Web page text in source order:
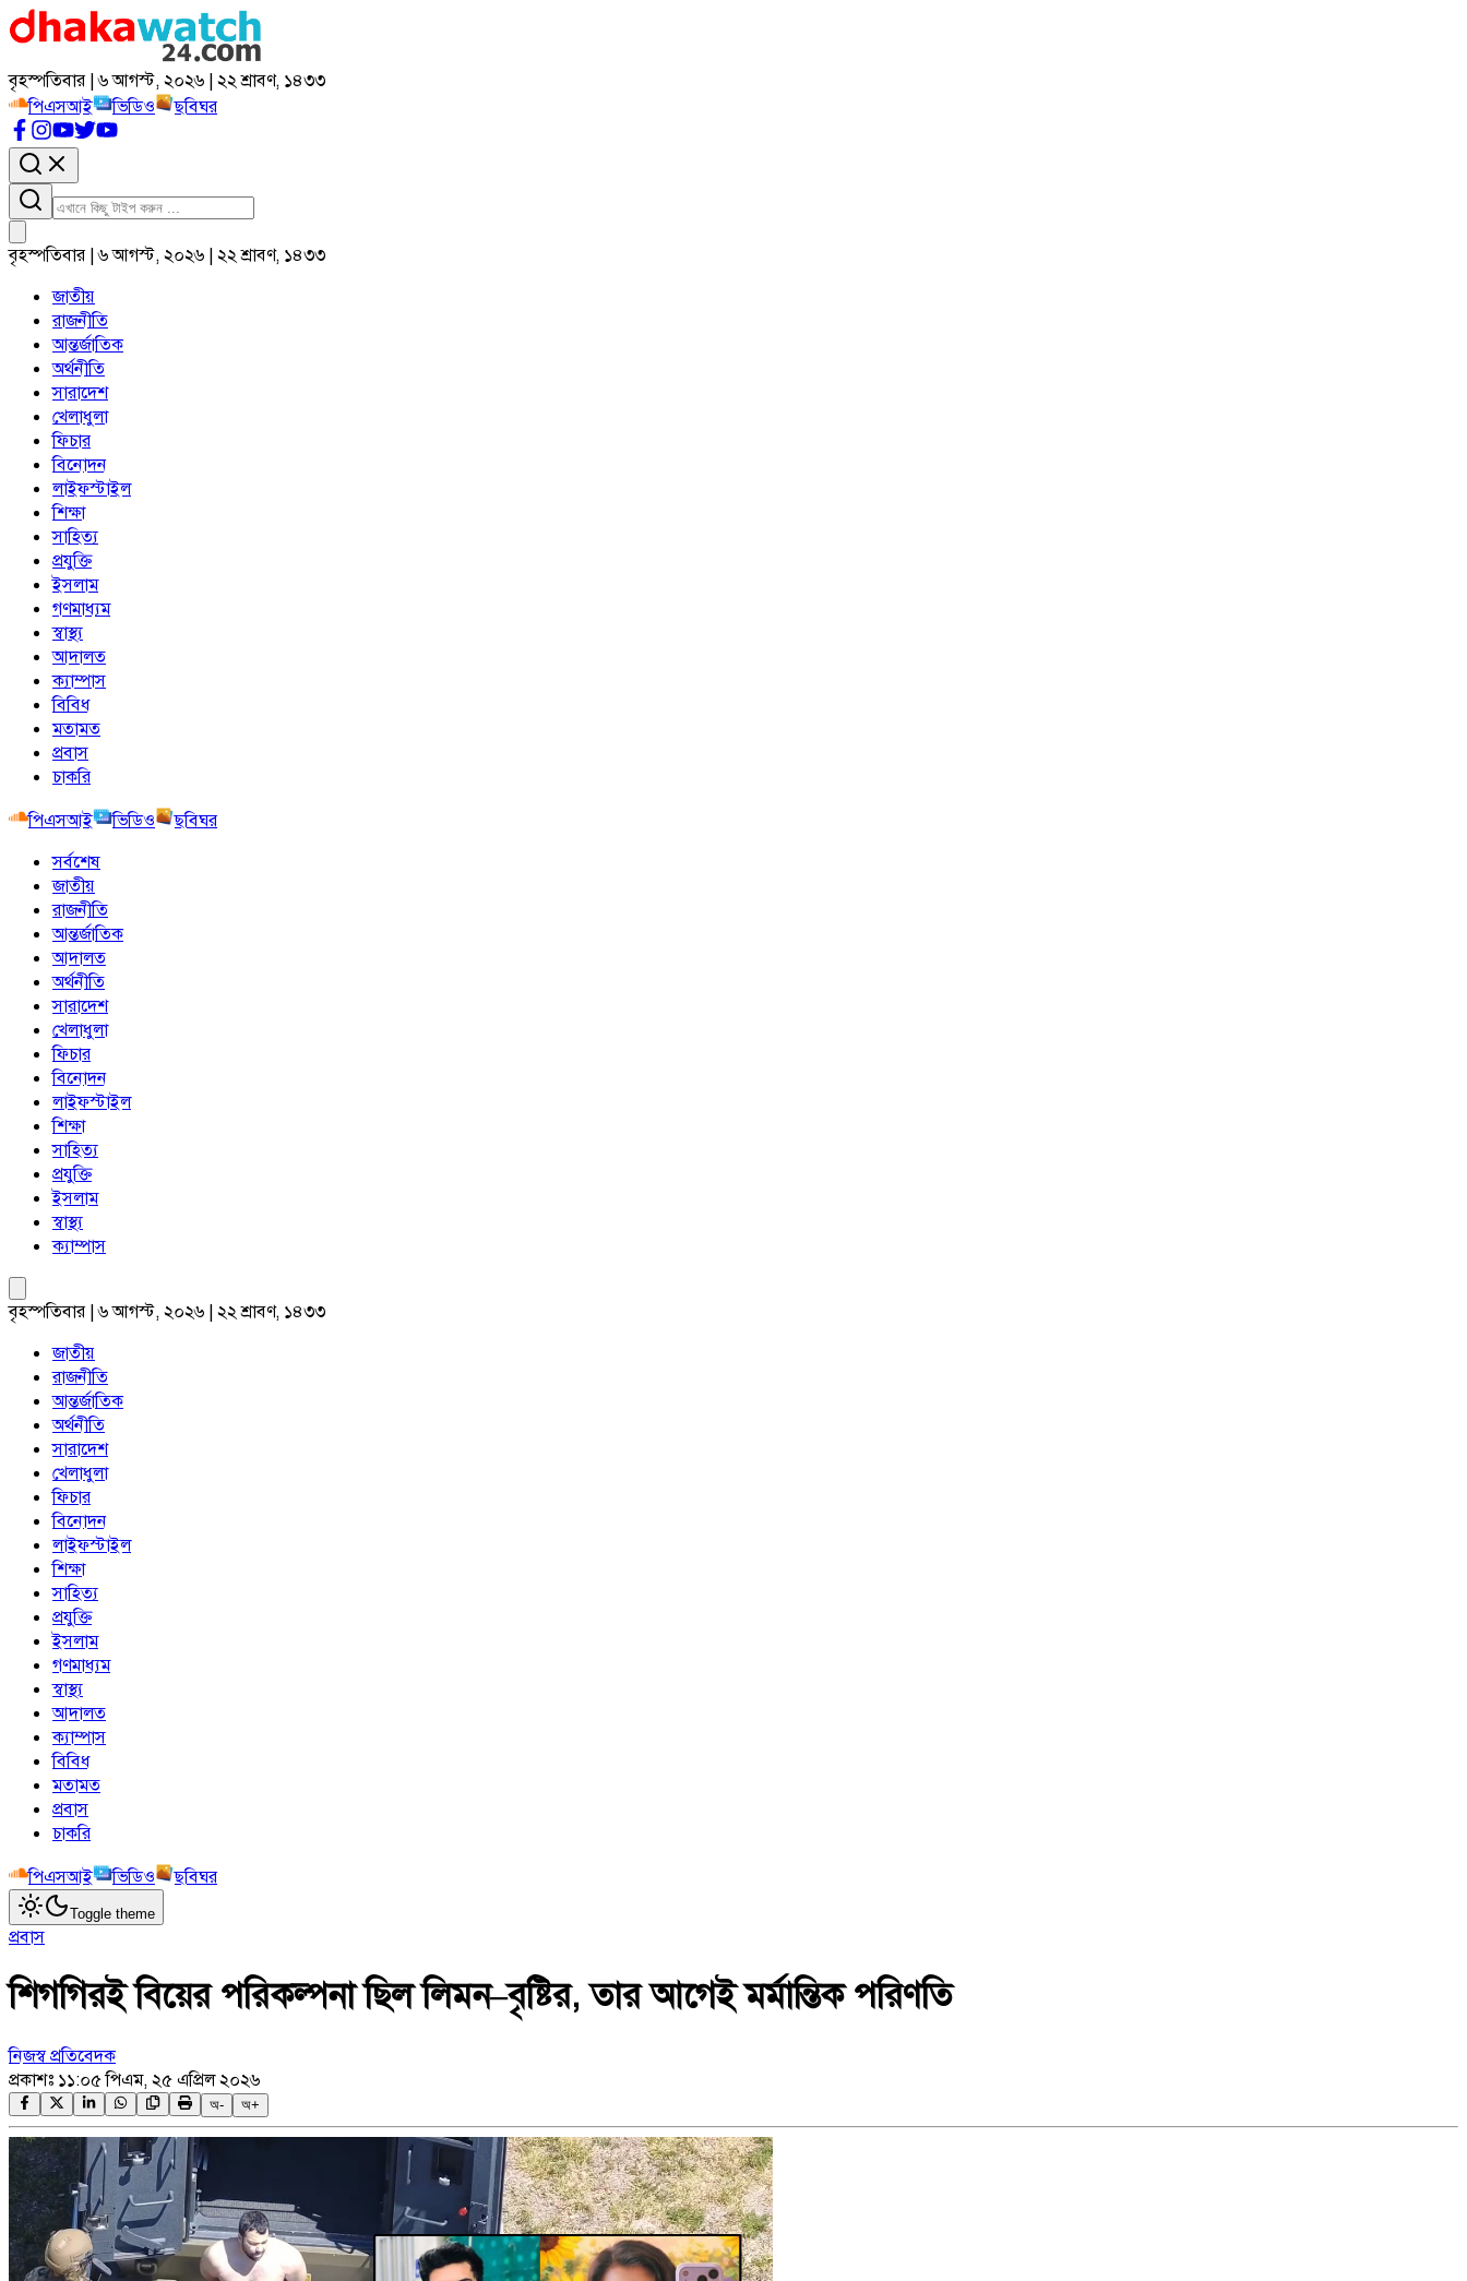
বৃহস্পতিবার | ৬ আগস্ট, ২০২৬ | ২২ শ্রাবণ, ১৪৩৩
পিএসআই
ভিডিও ছবিঘর
বৃহস্পতিবার | ৬ আগস্ট, ২০২৬ | ২২ শ্রাবণ, ১৪৩৩
জাতীয়
রাজনীতি
আন্তর্জাতিক
অর্থনীতি
সারাদেশ
খেলাধুলা
ফিচার
বিনোদন
লাইফস্টাইল
শিক্ষা
সাহিত্য
প্রযুক্তি
ইসলাম
গণমাধ্যম
স্বাস্থ্য
আদালত
ক্যাম্পাস
বিবিধ
মতামত
প্রবাস
চাকরি
পিএসআই
ভিডিও
ছবিঘর
সর্বশেষ
জাতীয়
রাজনীতি
আন্তর্জাতিক
আদালত
অর্থনীতি
সারাদেশ
খেলাধুলা
ফিচার
বিনোদন
লাইফস্টাইল
শিক্ষা
সাহিত্য
প্রযুক্তি
ইসলাম
স্বাস্থ্য
ক্যাম্পাস
বৃহস্পতিবার | ৬ আগস্ট, ২০২৬ | ২২ শ্রাবণ, ১৪৩৩
জাতীয়
রাজনীতি
আন্তর্জাতিক
অর্থনীতি
সারাদেশ
খেলাধুলা
ফিচার
বিনোদন
লাইফস্টাইল
শিক্ষা
সাহিত্য
প্রযুক্তি
ইসলাম
গণমাধ্যম
স্বাস্থ্য
আদালত
ক্যাম্পাস
বিবিধ
মতামত
প্রবাস
চাকরি
পিএসআই
ভিডিও ছবিঘর
Toggle theme
প্রবাস
শিগগিরই বিয়ের পরিকল্পনা ছিল লিমন–বৃষ্টির, তার আগেই মর্মান্তিক পরিণতি
নিজস্ব প্রতিবেদক
প্রকাশঃ ১১:০৫ পিএম, ২৫ এপ্রিল ২০২৬
অ- অ+